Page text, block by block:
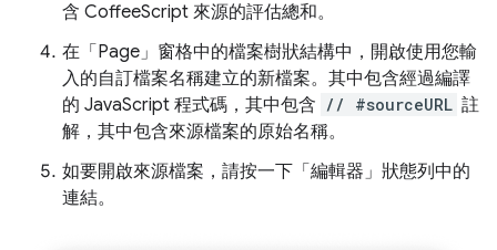
含 CoffeeScript 來源的評估總和。
在「Page」 窗格中的檔案樹狀結構中，開啟使用您輸
入的自訂檔案名稱建立的新檔案。其中包含經過編譯
的 JavaScript 程式碼，其中包含 // #sourceURL 註
解，其中包含來源檔案的原始名稱。
如要開啟來源檔案，請按一下「編輯器」 狀態列中的
連結。